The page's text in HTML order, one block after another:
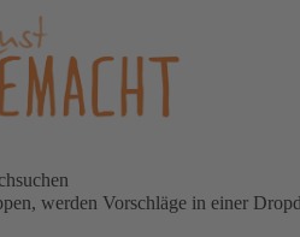
werden Vorschläge in einer